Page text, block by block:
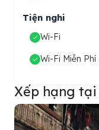
Tiện nghi
Wi-Fi
Wi-Fi Miễn Phí
Xếp hạng